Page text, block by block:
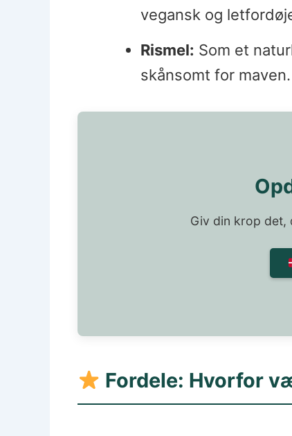
vegansk og
Rismel: Som et
skånsomt for maven.
Giv din krop det,
Fordele: Hvorfor